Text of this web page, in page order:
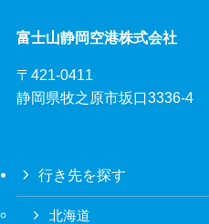
富士山静岡空港株式会社
〒421-0411
静岡県牧之原市坂口3336-4
行き先を探す
北海道